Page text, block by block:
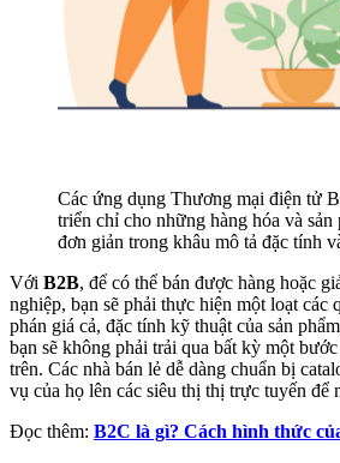
Các ứng dụng Thương mại điện tử
triển chỉ cho những hàng hóa và sản
đơn giản trong khâu mô tả đặc tính
Với B2B, để có thể bán được hàng hoặc
nghiệp, bạn sẽ phải thực hiện một loạt các
phán giá cả, đặc tính kỹ thuật của sản
bạn sẽ không phải trải qua bất kỳ một
trên. Các nhà bán lẻ dễ dàng chuẩn bị
vụ của họ lên các siêu thị thị trực tuyến để
Đọc thêm: B2C là gì? Cách hình thức